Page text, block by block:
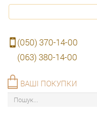
(050) 370-14-00
(063) 380-14-00
ВАШІ ПОКУПКИ